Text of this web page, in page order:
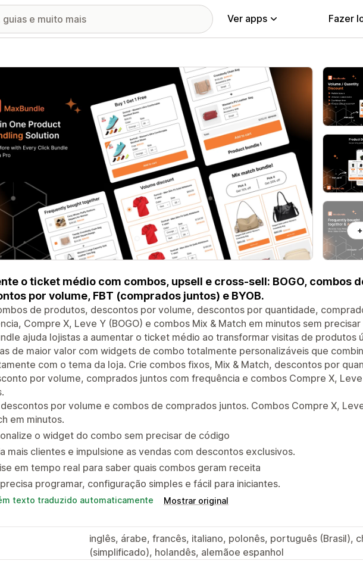
Ver apps Fazer
imagens em destaque
o ticket médio com combos, upsell e cross-sell: BOGO, combos
por volume, FBT (comprados juntos) e BYOB.
de produtos, descontos por volume, descontos por quantidade,
Compre X, Leve Y (BOGO) e combos Mix & Match em minutos sem
ajuda lojistas a aumentar o ticket médio ao transformar visitas de produtos
de maior valor com widgets de combo totalmente personalizáveis que
com o tema da loja. Crie combos fixos, Mix & Match, descontos por
por volume, comprados juntos com frequência e combos Compre X,
por volume e combos de comprados juntos. Combos Compre X,
em minutos.
o widget do combo sem precisar de código
mais clientes e impulsione as vendas com descontos exclusivos.
em tempo real para saber quais combos geram receita
programar, configuração simples e fácil para iniciantes.
texto traduzido automaticamente Mostrar original
inglês, árabe, francês, italiano, polonês, português (Brasil),
(simplificado), holandês, alemãoe espanhol